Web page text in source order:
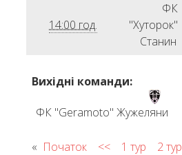
14:00 год.
ФК
"Хуторок"
Станин
Вихідні команди:
ФК "Geramoto" Жужеляни
« Початок << 1 тур 2 тур